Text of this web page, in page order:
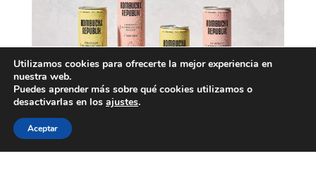
Nace Kombucha Republik,
Utilizamos cookies para ofrecerte la mejor experiencia en
nuestra web.
Puedes aprender más sobre qué cookies utilizamos o
desactivarlas en los ajustes.
Aceptar